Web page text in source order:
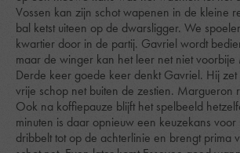
Vossen kan zijn schot wapenen in de kleine
bal ketst uiteen op de dwarsligger. We
kwartier door in de partij. Gavriel wordt
maar de winger kan het leer net niet
Derde keer goede keer denkt Gavriel. Hij
vrije schop net buiten de zestien. Margueron
Ook na koffiepauze blijft het spelbeeld
minuten is daar opnieuw een keuzekans
dribbelt tot op de achterlinie en brengt prima